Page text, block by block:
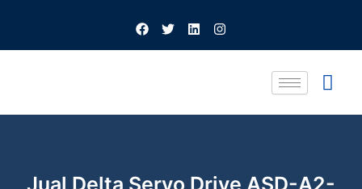
content
F
a
c
k
T
w
i
L
i
n
n
I
n
s
a
Jual Delta Servo Drive ASD-A2-